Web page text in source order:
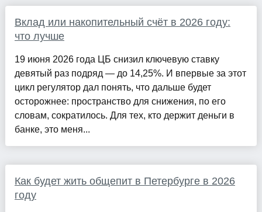
Вклад или накопительный счёт в 2026 году:
что лучше
19 июня 2026 года ЦБ снизил ключевую ставку
девятый раз подряд — до 14,25%. И впервые за этот
цикл регулятор дал понять, что дальше будет
осторожнее: пространство для снижения, по его
словам, сократилось. Для тех, кто держит деньги в
банке, это меня...
Как будет жить общепит в Петербурге в 2026
году